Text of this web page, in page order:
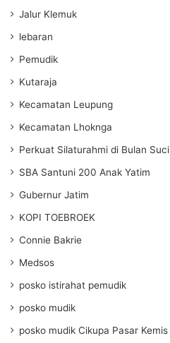
Jalur Klemuk
lebaran
Pemudik
Kutaraja
Kecamatan Leupung
Kecamatan Lhoknga
Perkuat Silaturahmi di Bulan Suci
SBA Santuni 200 Anak Yatim
Gubernur Jatim
KOPI TOEBROEK
Connie Bakrie
Medsos
posko istirahat pemudik
posko mudik
posko mudik Cikupa Pasar Kemis